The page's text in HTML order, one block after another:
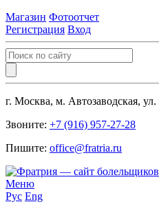
Магазин Фотоотчет
Регистрация Вход
г. Москва, м. Автозаводская,
Звоните: +7 (916) 957-27-28
Пишите: office@fratria.ru
Меню
Рус Eng